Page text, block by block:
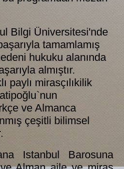
Bilgi Üniversitesi'nde
tamamlamış
hukuku alanında
almıştır.
paylı mirasçılıkilik
ve Almanca
çeşitli bilimsel
Istanbul Barosuna